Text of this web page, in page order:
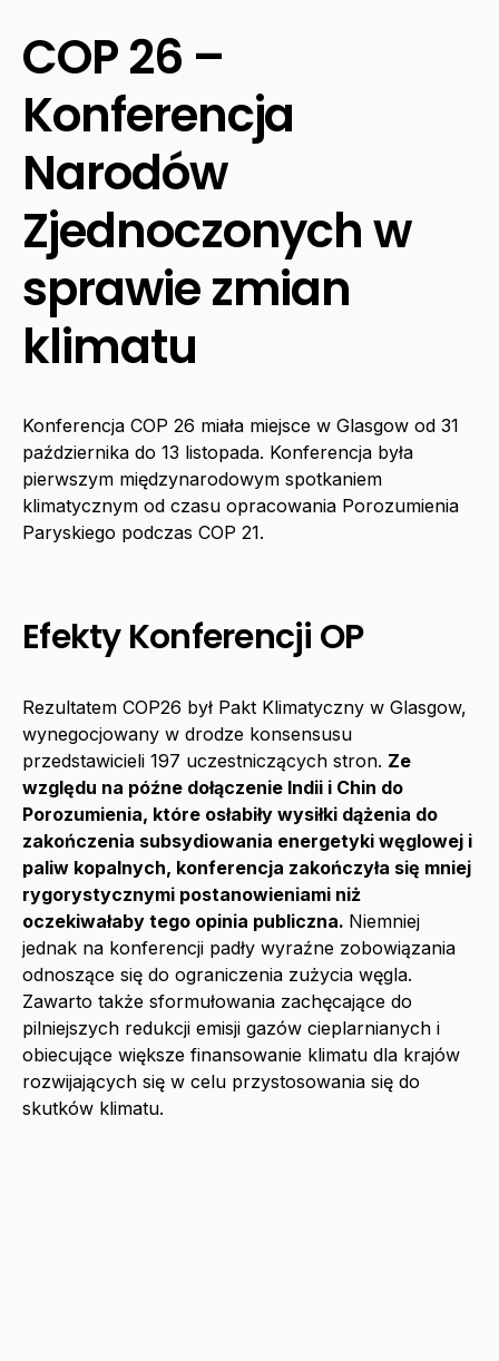
COP 26 –
Konferencja
Narodów
Zjednoczonych w
sprawie zmian
klimatu
Konferencja COP 26 miała miejsce w Glasgow od 31
października do 13 listopada. Konferencja była
pierwszym międzynarodowym spotkaniem
klimatycznym od czasu opracowania Porozumienia
Paryskiego podczas COP 21.
Efekty Konferencji OP
Rezultatem COP26 był Pakt Klimatyczny w Glasgow,
wynegocjowany w drodze konsensusu
przedstawicieli 197 uczestniczących stron. Ze
względu na późne dołączenie Indii i Chin do
Porozumienia, które osłabiły wysiłki dążenia do
zakończenia subsydiowania energetyki węglowej i
paliw kopalnych, konferencja zakończyła się mniej
rygorystycznymi postanowieniami niż
oczekiwałaby tego opinia publiczna. Niemniej
jednak na konferencji padły wyraźne zobowiązania
odnoszące się do ograniczenia zużycia węgla.
Zawarto także sformułowania zachęcające do
pilniejszych redukcji emisji gazów cieplarnianych i
obiecujące większe finansowanie klimatu dla krajów
rozwijających się w celu przystosowania się do
skutków klimatu.